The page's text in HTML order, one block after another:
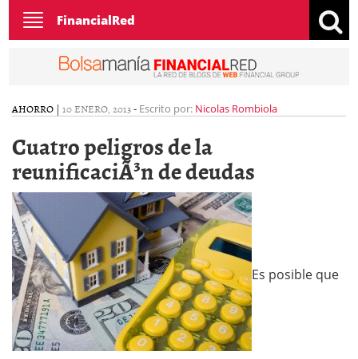
Toggle
navigation
FinancialRed
AHORRO | 10 ENERO, 2013- Escrito por: Nicolas Rombiola
Cuatro peligros de la
reunificaciÃ³n de deudas
Es posible que